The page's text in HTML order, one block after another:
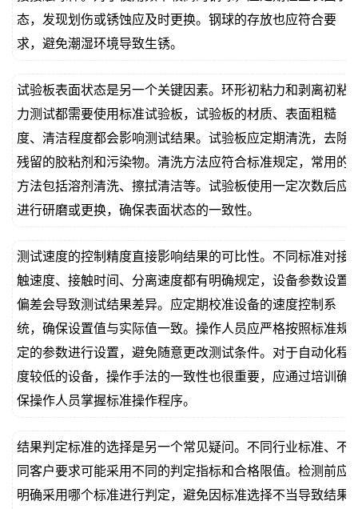
态，发现划伤或锈蚀应及时更换。钢球的存放也应符合要
求，避免潮湿环境导致生锈。
试验板表面状态是另一个关键因素。环形初粘力和剥离初粘
力测试都需要使用标准试验板，试验板的材质、表面粗糙
度、清洁程度都会影响测试结果。试验板应定期清洗，去除
残留的胶粘剂和污染物。清洗方法应符合标准规定，常用的
方法包括溶剂清洗、擦拭清洁等。试验板使用一定次数后应
进行研磨或更换，确保表面状态的一致性。
测试速度的控制精度直接影响结果的可比性。不同标准对接
触速度、接触时间、分离速度都有明确规定，设备参数设置
偏差会导致测试结果差异。应定期校准设备的速度控制系
统，确保设置值与实际值一致。操作人员应严格按照标准规
定的参数进行设置，避免随意更改测试条件。对于自动化程
度较低的设备，操作手法的一致性也很重要，应通过培训确
保操作人员掌握标准操作程序。
结果判定标准的选择是另一个常见疑问。不同行业标准、不
同客户要求可能采用不同的判定指标和合格限值。检测前应
明确采用哪个标准进行判定，避免因标准选择不当导致结果